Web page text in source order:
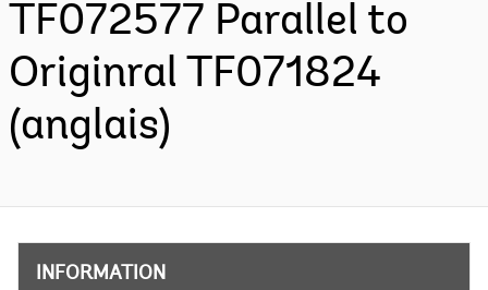
TF072577 Parallel to
Originral TF071824
(anglais)
INFORMATION